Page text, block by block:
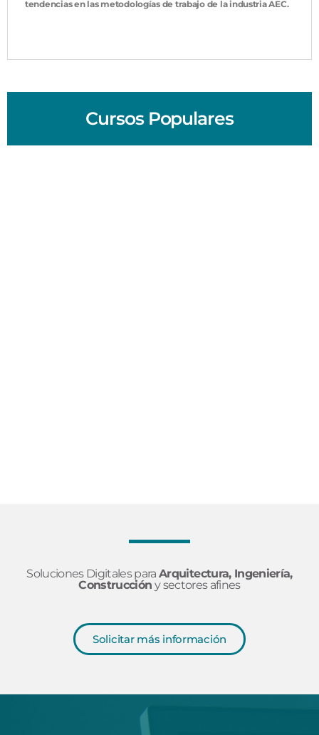
tendencias en las metodologías de trabajo de la industria AEC.
Cursos Populares
Soluciones Digitales paraArquitectura, Ingeniería,
Construcción y sectores afines
Solicitar más información